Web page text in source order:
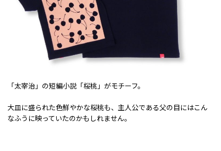
「太宰治」の短編小説「桜桃」がモチーフ。
大皿に盛られた色鮮やかな桜桃も、主人公である父の目にはこん
なふうに映っていたのかもしれません。